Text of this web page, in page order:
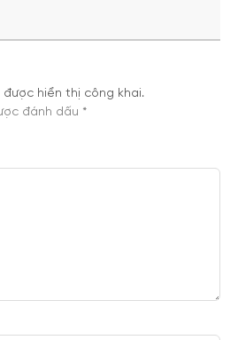
được hiển thị công khai.
đánh dấu *